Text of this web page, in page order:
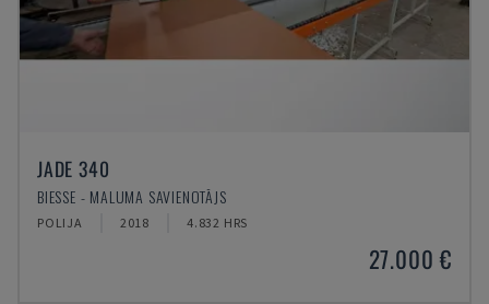
JADE 340
BIESSE - MALUMA SAVIENOTĀJS
POLIJA 2018 4.832 HRS
27.000 €